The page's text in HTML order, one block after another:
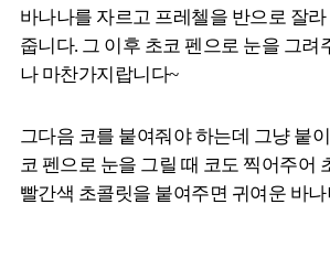
바나나를 자르고 프레첼을 반으로 잘
줍니다. 그 이후 초코 펜으로 눈을 그려
나 마찬가지랍니다~
그다음 코를 붙여줘야 하는데 그냥 붙
코 펜으로 눈을 그릴 때 코도 찍어주어
빨간색 초콜릿을 붙여주면 귀여운 바